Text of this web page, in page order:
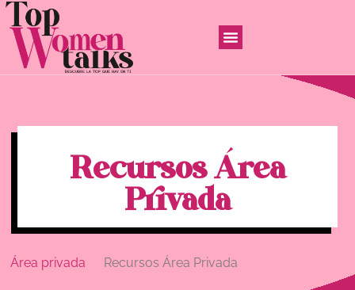
Recursos Área
Privada
Área privada Recursos Área Privada